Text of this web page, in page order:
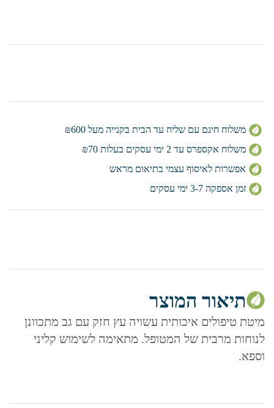
משלוח חינם עם שליח עד הבית בקנייה מעל ₪600
משלוח אקספרס עד 2 ימי עסקים בעלות ₪70
אפשרות לאיסוף עצמי בתיאום מראש
זמן אספקה 3-7 ימי עסקים
תיאור המוצר
מיטת טיפולים איכותית עשויה עץ חזק עם גב מתכוונן
לנוחות מרבית של המטופל. מתאימה לשימוש קליני
וספא.